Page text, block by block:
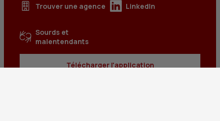
Trouver une agence LinkedIn
Sourds et
malentendants
Télécharger l'application